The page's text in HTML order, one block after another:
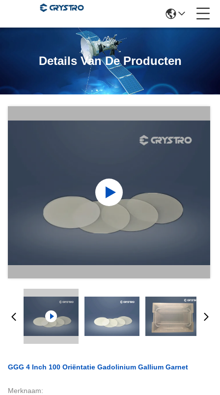
Details Van De Producten
GGG 4 Inch 100 Oriëntatie Gadolinium Gallium Garnet
Merknaam: